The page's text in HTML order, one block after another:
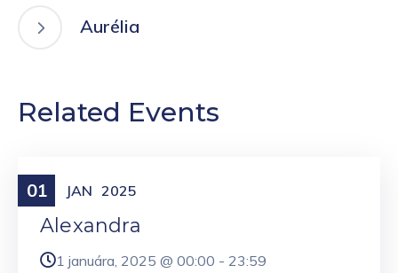
Aurélia
Related Events
01 JAN 2025
Meniny
Alexandra
1 januára, 2025 @ 00:00 - 23:59